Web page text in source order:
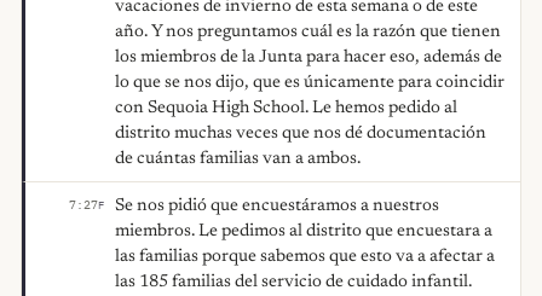
vacaciones de invierno de esta semana o de este
año. Y nos preguntamos cuál es la razón que tienen
los miembros de la Junta para hacer eso, además de
lo que se nos dijo, que es únicamente para coincidir
con Sequoia High School. Le hemos pedido al
distrito muchas veces que nos dé documentación
de cuántas familias van a ambos.
7:27F
Se nos pidió que encuestáramos a nuestros
miembros. Le pedimos al distrito que encuestara a
las familias porque sabemos que esto va a afectar a
las 185 familias del servicio de cuidado infantil.